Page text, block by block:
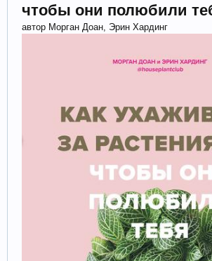
чтобы они полюбили
автор Морган Доан, Эрин Хардинг